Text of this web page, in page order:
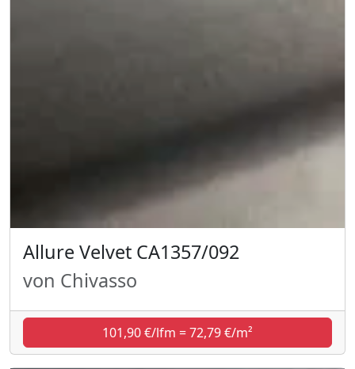
Allure Velvet CA1357/092
von Chivasso
101,90 €/lfm = 72,79 €/m²